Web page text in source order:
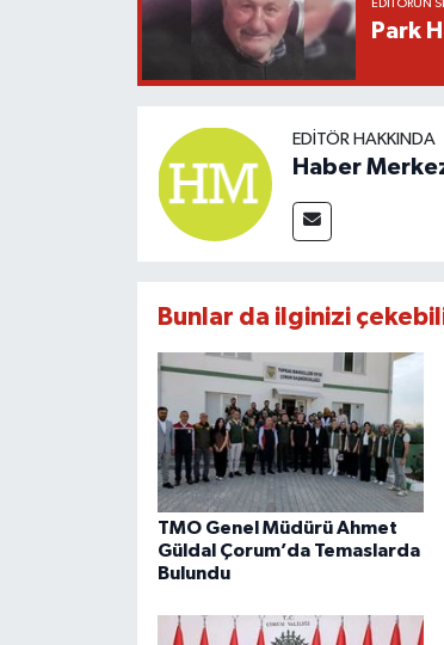
EDITÖRÜN
Park
EDITÖR HAKKINDA
Haber
Bunlar da ilginizi
TMO Genel Müdürü Ahmet
Güldal Çorum’da Temaslarda
Bulundu